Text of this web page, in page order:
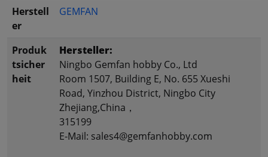
Herstell
er
GEMFAN
Produk
tsicher
heit
Hersteller:
Ningbo Gemfan hobby Co., Ltd
Room 1507, Building E, No. 655 Xueshi
Road, Yinzhou District, Ningbo City
Zhejiang,China，
315199
E-Mail: sales4@gemfanhobby.com